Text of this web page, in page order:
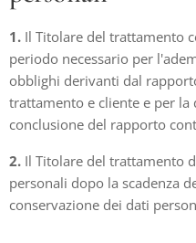
1. Il Titolare del trattamento
periodo necessario per
obblighi derivanti dal
trattamento e cliente e per la
conclusione del rapporto
2. Il Titolare del trattamento
personali dopo la scadenza
conservazione dei dati